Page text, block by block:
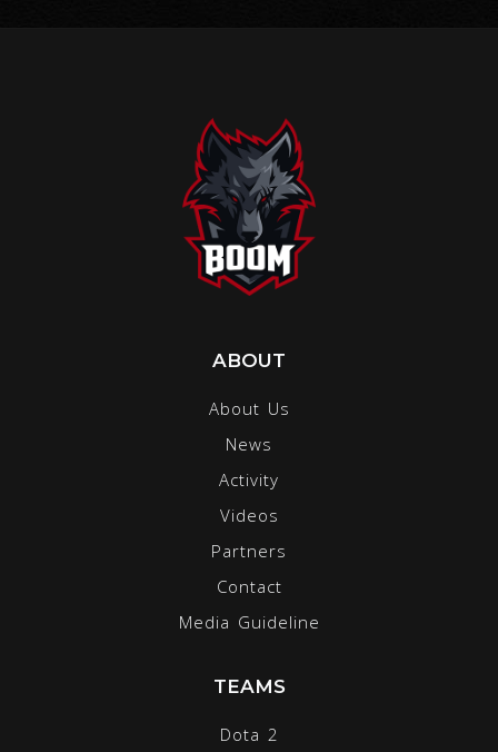
ABOUT
About Us
News
Activity
Videos
Partners
Contact
Media Guideline
TEAMS
Dota 2